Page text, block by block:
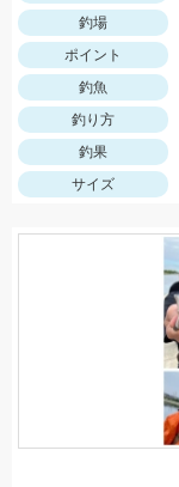
釣場
ポイント
釣魚
釣り方
釣果
サイズ